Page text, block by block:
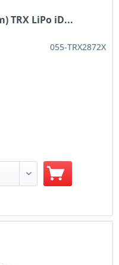
TRX LiPo iD...
055-TRX2872X